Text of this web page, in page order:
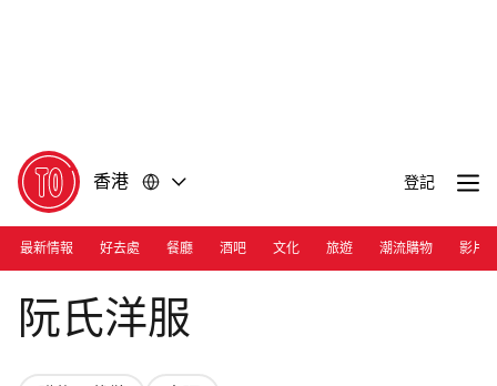
香港 登記
最新情報 好去處 餐廳 酒吧 文化 旅遊 潮流購物 影片
Photograph: Calvin Sit
阮氏洋服